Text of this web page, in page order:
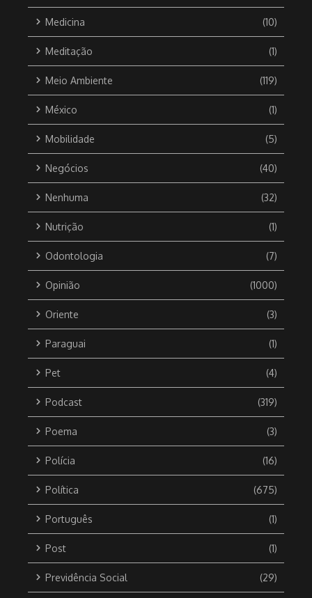
Medicina (10)
Meditação (1)
Meio Ambiente (119)
México (1)
Mobilidade (5)
Negócios (40)
Nenhuma (32)
Nutrição (1)
Odontologia (7)
Opinião (1000)
Oriente (3)
Paraguai (1)
Pet (4)
Podcast (319)
Poema (3)
Polícia (16)
Política (675)
Português (1)
Post (1)
Previdência Social (29)